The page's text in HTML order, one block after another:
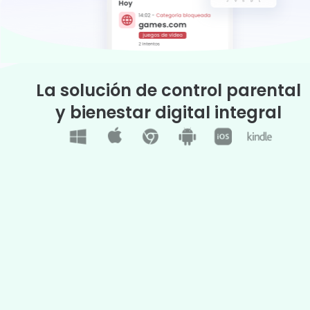
La solución de control parental
y bienestar digital integral